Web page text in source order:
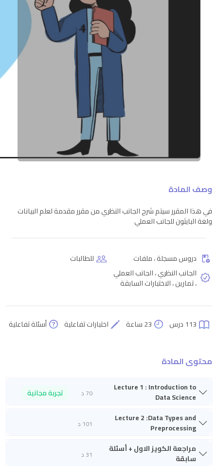
وصف المادة
في هذا المقرر سيتم شرح الجانب النظري من مقرر مقدمة لعلم البيانات
ولغة البايثون للجانب العملي
دروس مسجلة ، ملفات
للطالبات
الجانب النظري ، الجانب العملي
، تمارين ، الاختبارات السابقة
113 درس 23 ساعة اختبارات تفاعلية أسئلة تفاعلية
محتوى المادة
Lecture 1 : Introduction to
Data Science
70 د
تجربة مجانية
Lecture 2 :Data Types and
Preprocessing
101 د
مراجعة الكويز الاول + أسئلة
سابقة
31 د